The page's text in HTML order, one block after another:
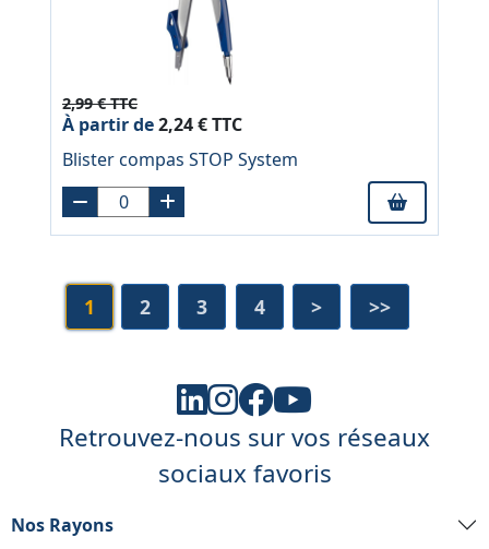
2,99 € TTC
À partir de2,24 € TTC
Blister compas STOP System
1 2 3 4 > >>
Retrouvez-nous sur vos réseaux
sociaux favoris
Nos Rayons